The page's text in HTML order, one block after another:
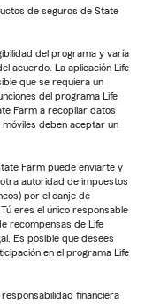
de seguros de State
del programa y varía
acuerdo. La aplicación Life
que se requiera un
del programa Life
Farm a recopilar datos
deben aceptar un
Farm puede enviarte y
autoridad de impuestos
por el canje de
eres el único responsable
recompensas de Life
Es posible que desees
en el programa Life
financiera